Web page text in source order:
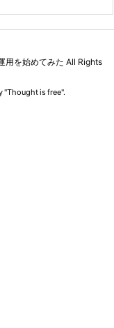
用を始めてみた All Rights
"Thought is free".